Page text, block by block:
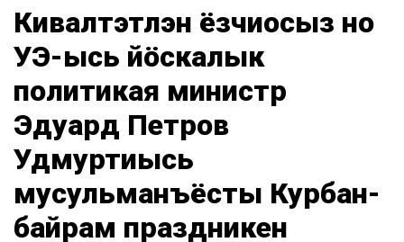
Кивалтэтлэн ёзчиосыз но
УЭ-ысь йӧскалык
политикая министр
Эдуард Петров
Удмуртиысь
мусульманъёсты Курбан-
байрам праздникен